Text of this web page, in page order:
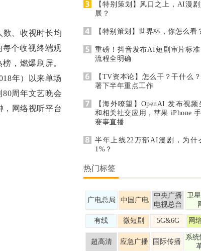
数、收视时长均
个收视终端观
，燃爆刷屏。
年）以来单场
周年文艺晚会
，网络视听平台
【特别策划】风口之上，AI漫
展？
【特别策划】世界杯，你怎么看
重磅！抖音发布AI短剧审片标准
流程全明确
【TV资本论】怎么干？干什么
署下半年重点工作
【海外瞭望】OpenAI 发布视
和相关社交应用，苹果 iPhone
赛事直播
半年上线22万部AI漫剧，为什
1%？
热门标签
广电总局 中国广电
中央广播
电视总台
卫
有线 微短剧 5G&6G 网
超高清 应急广播 国际传播
系